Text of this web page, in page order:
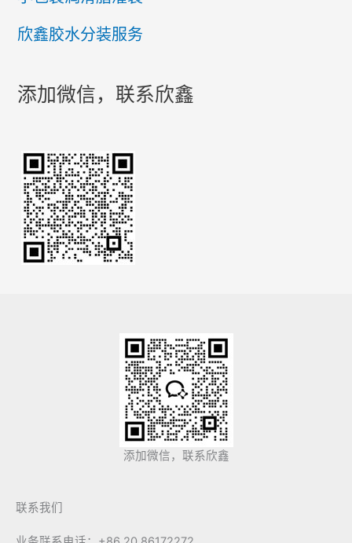
欣鑫胶水分装服务
添加微信，联系欣鑫
添加微信，联系欣鑫
联系我们